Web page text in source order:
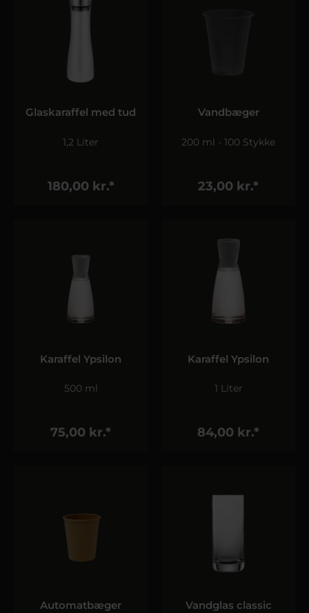
Glaskaraffel med tud
1,2 Liter
180,00 kr.*
Vandbæger
200 ml - 100 Stykke
23,00 kr.*
Karaffel Ypsilon
500 ml
75,00 kr.*
Karaffel Ypsilon
1 Liter
84,00 kr.*
Automatbæger Vandglas classic